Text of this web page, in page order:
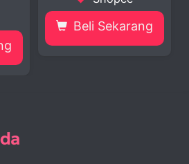
Beli Sekarang Beli